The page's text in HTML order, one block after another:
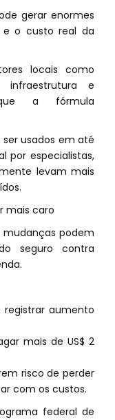
gerar enormes
e o custo real da
locais como
e
a fórmula
ser usados em até
por especialistas,
levam mais
mais caro
podem
seguro contra
registrar aumento
mais de US$ 2
risco de perder
com os custos.
federal de